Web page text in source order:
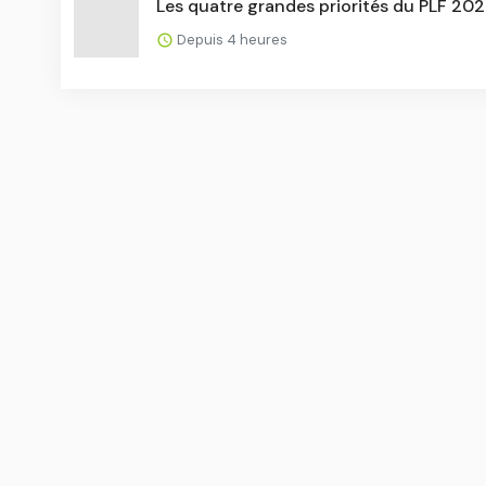
Les quatre grandes priorités du PLF
Depuis 4 heures